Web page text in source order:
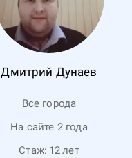
Дмитрий Дунаев
Все города
На сайте 2 года
Стаж: 12лет